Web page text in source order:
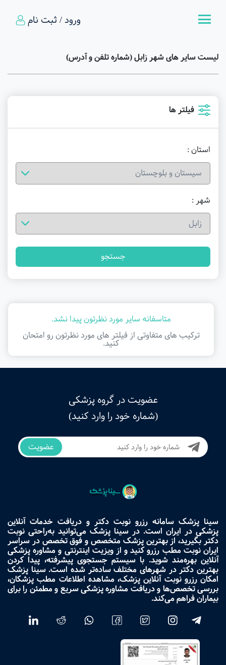
ورود / ثبت نام
لیست سایر های شهر زابل (شماره تلفن و آدرس)
فیلتر ها
استان :
شهر :
جستجو
متاسفانه سایر مورد نظرتون پیدا نشد.
ترکیب های متفاوتی از فیلتر ‌های مورد نظرتون رو امتحان
کنید.
عضویت در گروه پزشکی
(شماره خود را وارد کنید)
عضویت
سینا پزشک سامانه رزرو نوبت دکتر و دریافت خدمات آنلاین
پزشکی در ایران است. در سینا پزشک می‌توانید به‌راحتی نوبت
دکتر بگیرید، از بهترین پزشک متخصص و فوق تخصص در سراسر
ایران نوبت مطب رزرو کنید و از ویزیت اینترنتی و مشاوره پزشکی
آنلاین بهره‌مند شوید. با سیستم جستجوی پیشرفته، پیدا کردن
بهترین دکتر در شهرهای مختلف ساده‌تر شده است. سینا پزشک
امکان رزرو نوبت آنلاین پزشک، مشاهده اطلاعات مطب پزشکان،
بررسی تخصص‌ها و دریافت مشاوره پزشکی سریع و مطمئن را برای
بیماران فراهم می‌کند.